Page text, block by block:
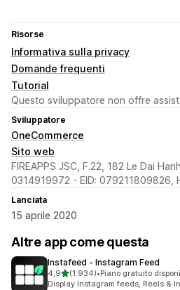
Risorse
Informativa sulla privacy
Domande frequenti
Tutorial
Questo sviluppatore non offre
Sviluppatore
OneCommerce
Sito web
FIREAPPS JSC, F.22, 182 Le Dai
0314919972 - EID: 079211809826,
Lanciata
15 aprile 2020
Altre app come questa
Instafeed ‑ Instagram Feed
4,9stelle su 5
(1.934)
1934 recensioni totali
•Piano gratuito
Display Instagram feeds, Reels &